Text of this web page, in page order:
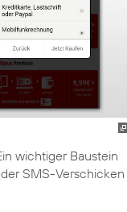
wichtiger Baustein
SMS-Verschicken